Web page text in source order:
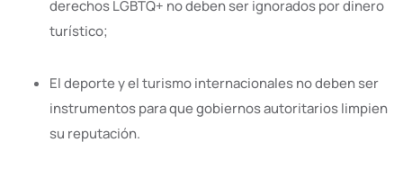
derechos LGBTQ+ no deben ser ignorados por dinero
turístico;
El deporte y el turismo internacionales no deben ser
instrumentos para que gobiernos autoritarios limpien
su reputación.